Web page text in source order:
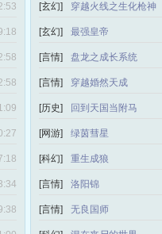
[玄幻] 穿越火线之生化枪神
[玄幻] 最强皇帝
[言情] 盘龙之成长系统
[言情] 穿越婚然天成
[历史] 回到天国当附马
[网游] 绿茵彗星
[科幻] 重生成狼
[言情] 洛阳锦
[言情] 无良国师